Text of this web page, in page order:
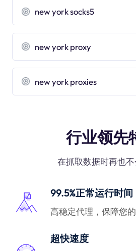
new york socks5
new york proxy
new york proxies
行业领先
在抓取数据时再也
99.5%正常运行时间
高稳定代理，保障您的
超快速度